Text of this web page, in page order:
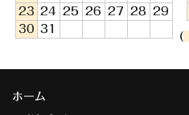
23 24 25 26 27 28
29
30 31
(
ホーム